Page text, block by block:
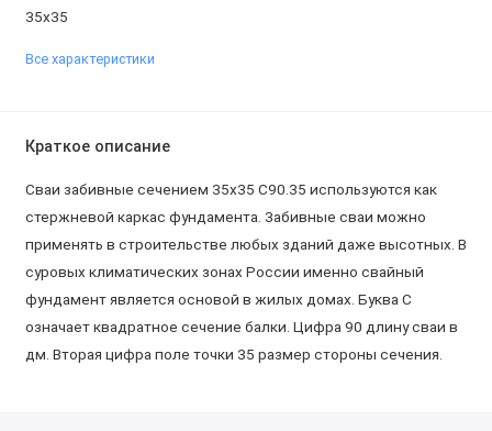
35х35
Все характеристики
Краткое описание
Сваи забивные сечением 35х35 С90.35 используются как
стержневой каркас фундамента. Забивные сваи можно
применять в строительстве любых зданий даже высотных. В
суровых климатических зонах России именно свайный
фундамент является основой в жилых домах. Буква С
означает квадратное сечение балки. Цифра 90 длину сваи в
дм. Вторая цифра поле точки 35 размер стороны сечения.